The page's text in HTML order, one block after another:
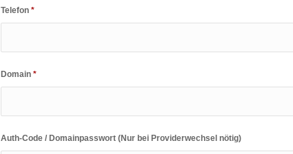
Telefon*
Domain*
Auth-Code / Domainpasswort (Nur bei Providerwechsel nötig)